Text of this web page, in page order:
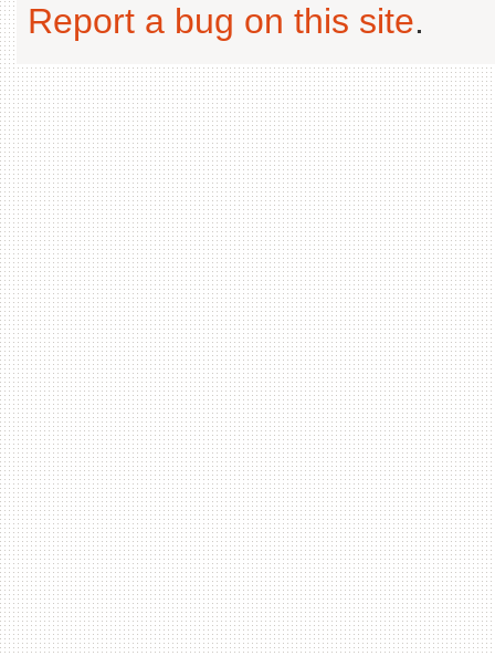
Report a bug on this site.